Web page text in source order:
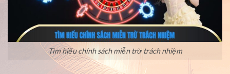
Tìm hiểu chính sách miễn trừ trách nhiệm